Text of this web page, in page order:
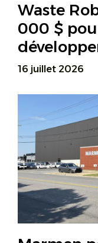
Waste
000 $
16 juillet 2026